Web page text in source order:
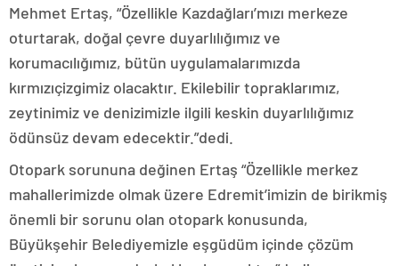
Mehmet Ertaş, “Özellikle Kazdağları’mızı merkeze
oturtarak, doğal çevre duyarlılığımız ve
korumacılığımız, bütün uygulamalarımızda
kırmızıçizgimiz olacaktır. Ekilebilir topraklarımız,
zeytinimiz ve denizimizle ilgili keskin duyarlılığımız
ödünsüz devam edecektir.”dedi.
Otopark sorununa değinen Ertaş “Özellikle merkez
mahallerimizde olmak üzere Edremit’imizin de birikmiş
önemli bir sorunu olan otopark konusunda,
Büyükşehir Belediyemizle eşgüdüm içinde çözüm